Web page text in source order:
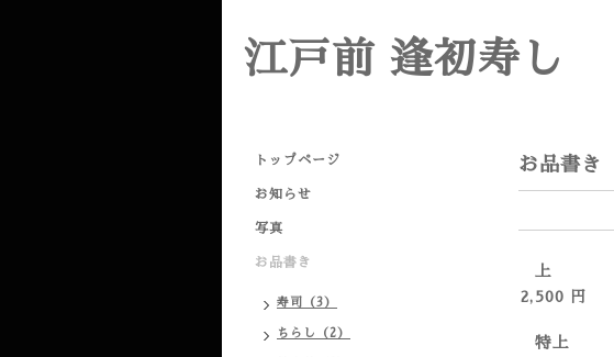
江戸前 逢初寿し
お品書き
上
2,500 円
特上
トップページ
お知らせ
写真
お品書き
寿司（3）
ちらし（2）